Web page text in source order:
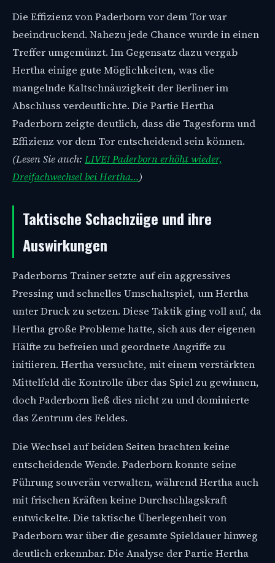
Die Effizienz von Paderborn vor dem Tor war
beeindruckend. Nahezu jede Chance wurde in einen
Treffer umgemünzt. Im Gegensatz dazu vergab
Hertha einige gute Möglichkeiten, was die
mangelnde Kaltschnäuzigkeit der Berliner im
Abschluss verdeutlichte. Die Partie Hertha
Paderborn zeigte deutlich, dass die Tagesform und
Effizienz vor dem Tor entscheidend sein können.
(Lesen Sie auch: LIVE! Paderborn erhöht wieder,
Dreifachwechsel bei Hertha…)
Taktische Schachzüge und ihre
Auswirkungen
Paderborns Trainer setzte auf ein aggressives
Pressing und schnelles Umschaltspiel, um Hertha
unter Druck zu setzen. Diese Taktik ging voll auf, da
Hertha große Probleme hatte, sich aus der eigenen
Hälfte zu befreien und geordnete Angriffe zu
initiieren. Hertha versuchte, mit einem verstärkten
Mittelfeld die Kontrolle über das Spiel zu gewinnen,
doch Paderborn ließ dies nicht zu und dominierte
das Zentrum des Feldes.
Die Wechsel auf beiden Seiten brachten keine
entscheidende Wende. Paderborn konnte seine
Führung souverän verwalten, während Hertha auch
mit frischen Kräften keine Durchschlagskraft
entwickelte. Die taktische Überlegenheit von
Paderborn war über die gesamte Spieldauer hinweg
deutlich erkennbar. Die Analyse der Partie Hertha